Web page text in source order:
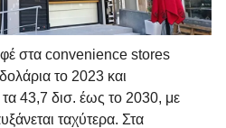
στα convenience stores
το 2023 και
43,7 δισ. έως το 2030, με
ταχύτερα. Στα